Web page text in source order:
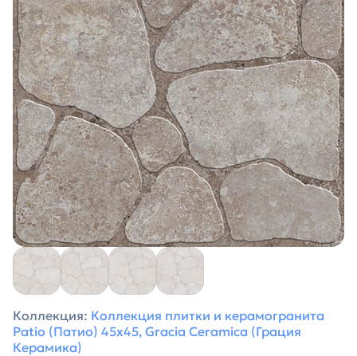
Коллекция: Коллекция плитки и керамогранита
Patio (Патио) 45х45, Gracia Ceramica (Грация
Керамика)